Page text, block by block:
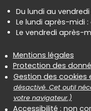
Du lundi au vendredi
Le lundi après-midi :
Le vendredi après-
Informations
Mentions légales
Protection des
Gestion des cookies
désactivé. Cet outil
votre navigateur.)
Accessibilité : non